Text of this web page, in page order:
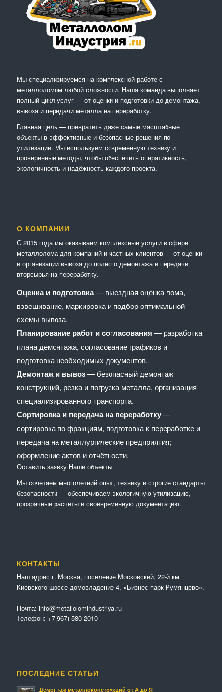
Мы специализируемся на комплексной работе с
металлоломом любой сложности. Наша команда выполняет
полный цикл услуг — от оценки и подготовки до демонтажа,
вывоза и передачи металла на переработку.
Главная цель — превратить даже самые масштабные
объекты в эффективные и безопасные решения по
утилизации. Мы используем современную технику и
проверенные методы, чтобы обеспечить оперативность,
экологичность и надёжность каждого проекта.
О КОМПАНИИ
С 2015 года мы оказываем комплексные услуги в сфере
металлолома для компаний и частных клиентов — от оценки
и организации вывоза до полного демонтажа и передачи
вторсырья на переработку.
Оценка и подготовка— выездная оценка лома,
взвешивание, маркировка и подбор оптимальной
схемы вывоза.
Планирование работ и согласования — разработка
плана демонтажа, согласование графиков и
подготовка необходимых документов.
Демонтаж и вывоз— безопасный демонтаж
конструкций, резка и погрузка металла, организация
специализированного транспорта.
Сортировка и передача на переработку—
сортировка по фракциям, подготовка к переработке и
передача на металлургические предприятия;
оформление актов и отчётности.
Оставить заявку Наши объекты
Мы сочетaем многолетний опыт, технику и строгие стандарты
безопасности — обеспечиваем экологичную утилизацию,
прозрачные расчёты и своевременную документацию.
КОНТАКТЫ
Наш адрес г. Москва, поселение Московский, 22-й км
Киевского шоссе домовладение 4, «Бизнес-парк Румянцево».
Почта: info@metallolomindustriya.ru
Телефон: +7(967) 580-2010
ПОСЛЕДНИЕ СТАТЬИ
Демонтаж металлоконструкций от А до Я